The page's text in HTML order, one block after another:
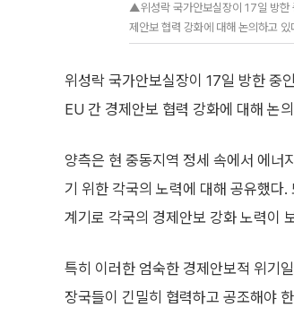
▲위성락 국가안보실장이 17일 방한
제안보 협력 강화에 대해 논의하고 있
위성락 국가안보실장이 17일 방한 중
EU 간 경제안보 협력 강화에 대해 논
양측은 현 중동지역 정세 속에서 에너
기 위한 각국의 노력에 대해 공유했다
계기로 각국의 경제안보 강화 노력이
특히 이러한 엄숙한 경제안보적 위기
장국들이 긴밀히 협력하고 공조해야